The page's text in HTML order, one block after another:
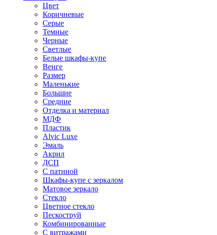
Цвет
Коричневые
Серые
Темные
Черные
Светлые
Белые шкафы-купе
Венге
Размер
Маленькие
Большие
Средние
Отделка и материал
МДФ
Пластик
Alvic Luxe
Эмаль
Акрил
ДСП
С патиной
Шкафы-купе с зеркалом
Матовое зеркало
Стекло
Цветное стекло
Пескоструй
Комбинированные
С витражами